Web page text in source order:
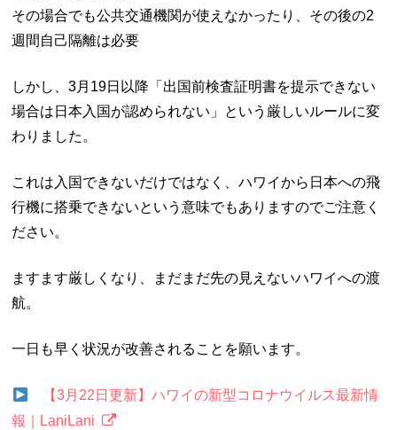
その場合でも公共交通機関が使えなかったり、その後の2
週間自己隔離は必要
しかし、3月19日以降「出国前検査証明書を提示できない
場合は日本入国が認められない」という厳しいルールに変
わりました。
これは入国できないだけではなく、ハワイから日本への飛
行機に搭乗できないという意味でもありますのでご注意く
ださい。
ますます厳しくなり、まだまだ先の見えないハワイへの渡
航。
一日も早く状況が改善されることを願います。
【3月22日更新】ハワイの新型コロナウイルス最新情
報｜LaniLani